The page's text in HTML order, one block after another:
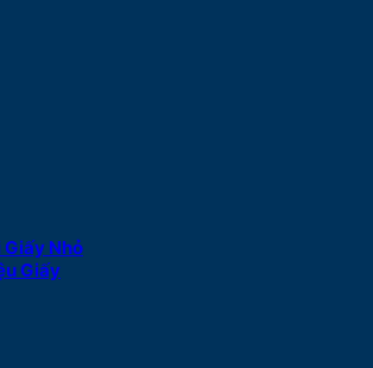
Giấy Nhỏ
Giấy